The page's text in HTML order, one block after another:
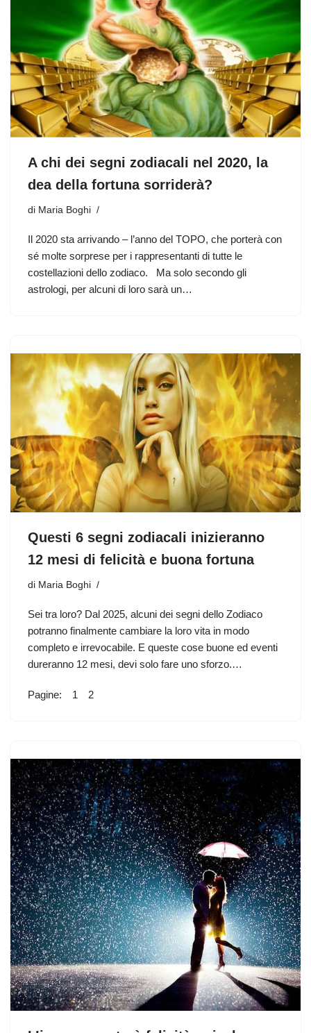
A chi dei segni zodiacali nel 2020, la
dea della fortuna sorriderà?
di Maria Boghi
Il 2020 sta arrivando – l’anno del TOPO, che porterà con
sé molte sorprese per i rappresentanti di tutte le
costellazioni dello zodiaco. Ma solo secondo gli
astrologi, per alcuni di loro sarà un…
Questi 6 segni zodiacali inizieranno
12 mesi di felicità e buona fortuna
di Maria Boghi
Sei tra loro? Dal 2025, alcuni dei segni dello Zodiaco
potranno finalmente cambiare la loro vita in modo
completo e irrevocabile. E queste cose buone ed eventi
dureranno 12 mesi, devi solo fare uno sforzo.…
Pagine: 1 2